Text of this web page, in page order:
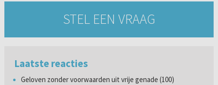
STEL EEN VRAAG
Laatste reacties
Geloven zonder voorwaarden uit vrije genade (100)